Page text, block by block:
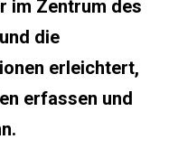
im Zentrum des
die
erleichtert,
erfassen und